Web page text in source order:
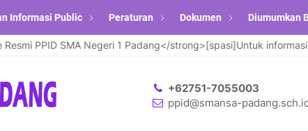
Informasi Public Peraturan Dokumen Diumumkan
PPID SMA Negeri 1 Padang</strong>[spasi]Untuk
+62751-7055003
ppid@smansa-